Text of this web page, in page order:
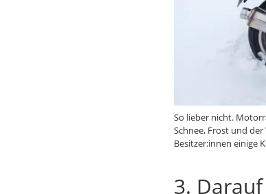
So lieber nicht.
Schnee, Frost und
Besitzer:innen einige
3.